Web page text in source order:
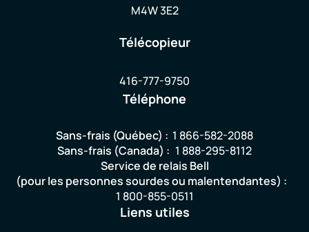
M4W 3E2
Télécopieur
416-777-9750
Téléphone
Sans-frais (Québec) : 1 866-582-2088
Sans-frais (Canada) : 1 888-295-8112
Service de relais Bell
(pour les personnes sourdes ou malentendantes) :
1 800-855-0511
Liens utiles